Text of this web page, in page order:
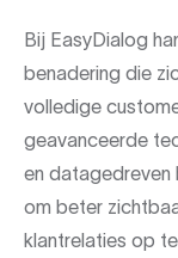
Bij EasyDialog
benadering die
volledige
geavanceerde
en datagedreven
om beter
klantrelaties op